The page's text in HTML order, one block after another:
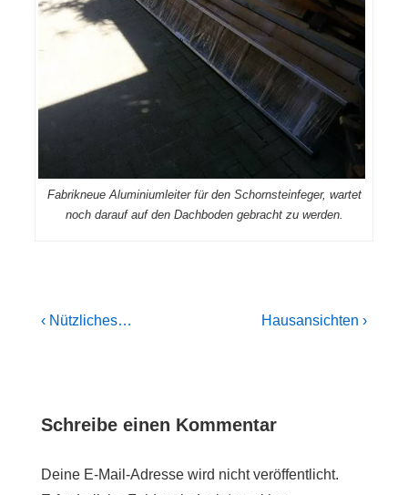
Fabrikneue Aluminiumleiter für den Schornsteinfeger, wartet
noch darauf auf den Dachboden gebracht zu werden.
Beitragsnavigation
Previous
‹ Nützliches…
Next
Hausansichten ›
Schreibe einen Kommentar
Deine E-Mail-Adresse wird nicht veröffentlicht.